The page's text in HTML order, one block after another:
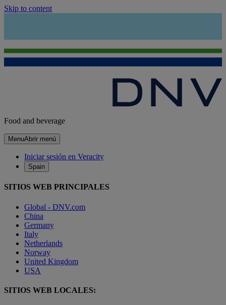
Skip to content
Food and beverage
MenuAbrir menú
Iniciar sesión en Veracity
Spain
SITIOS WEB PRINCIPALES
Global - DNV.com
China
Germany
Italy
Netherlands
Norway
United Kingdom
USA
SITIOS WEB LOCALES: